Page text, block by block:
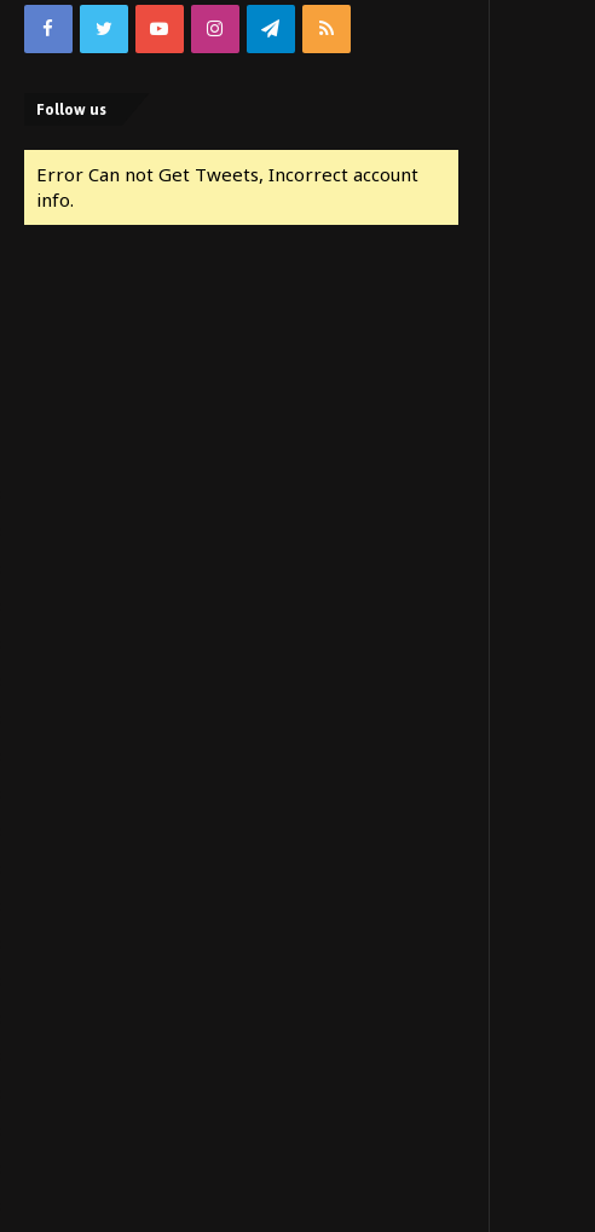
FacebookTwitterYouTubeInstagramTelegram
RSS
Follow us
Error Can not Get Tweets, Incorrect account
info.